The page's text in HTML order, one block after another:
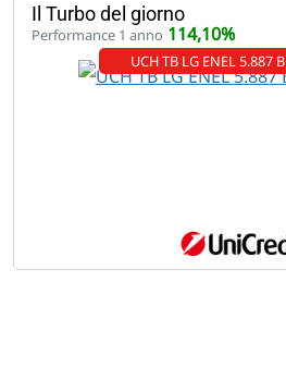
Il Turbo del giorno
Performance 1 anno 114,10%
UCH TB LG ENEL 5.887